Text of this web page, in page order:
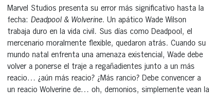
Marvel Studios presenta su error más significativo hasta la
fecha: Deadpool & Wolverine. Un apático Wade Wilson
trabaja duro en la vida civil. Sus días como Deadpool, el
mercenario moralmente flexible, quedaron atrás. Cuando su
mundo natal enfrenta una amenaza existencial, Wade debe
volver a ponerse el traje a regañadientes junto a un más
reacio… ¿aún más reacio? ¿Más rancio? Debe convencer a
un reacio Wolverine de… oh, demonios, simplemente vean la